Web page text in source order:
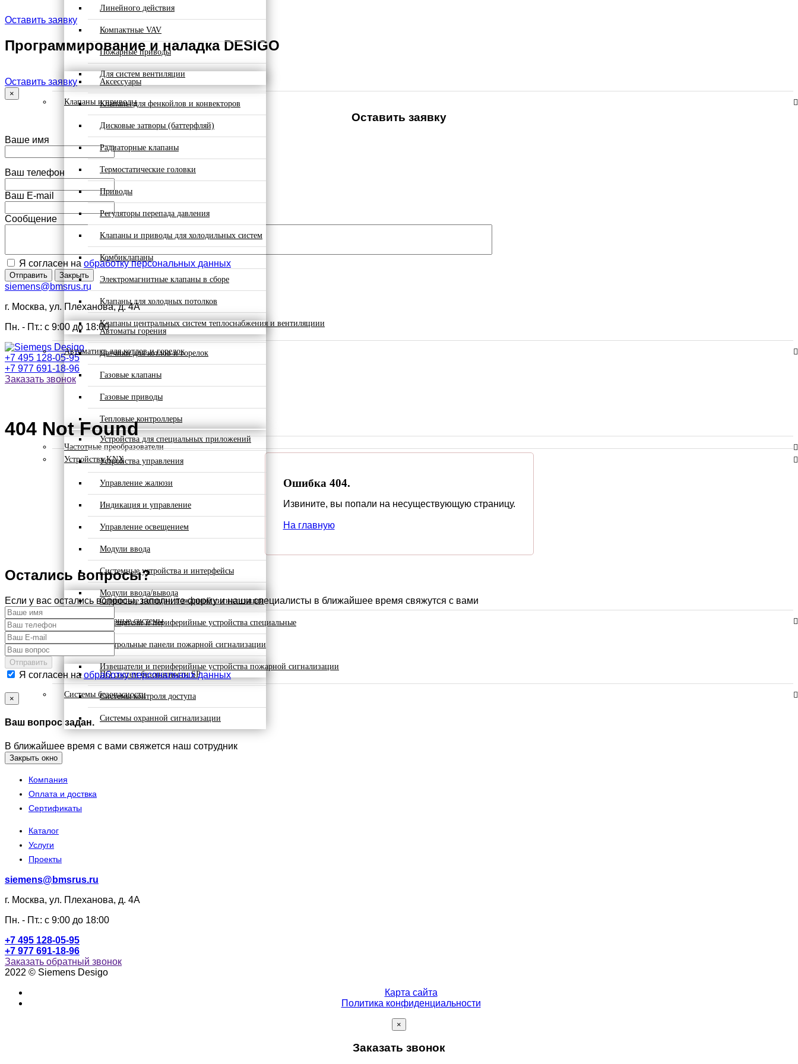
Линейного действия
Компактные VAV
Пожарные приводы
Для систем вентиляции
Клапаны и приводы
Аксессуары
Клапаны для фенкойлов и конвекторов
Дисковые затворы (баттерфляй)
Радиаторные клапаны
Термостатические головки
Приводы
Регуляторы перепада давления
Клапаны и приводы для холодильных систем
Комбиклапаны
Электромагнитные клапаны в сборе
Клапаны для холодных потолков
Клапаны центральных систем теплоснабжения и вентиляциии
Автоматика для котлов и горелок
Автоматы горения
Датчики для котлов и горелок
Газовые клапаны
Газовые приводы
Тепловые контроллеры
Частотные преобразователи
Устройства KNX
Устройства для специальных приложений
Устройства управления
Управление жалюзи
Индикация и управление
Управление освещением
Модули ввода
Системные устройства и интерфейсы
Модули ввода/вывода
Противопожарные системы
Сервисные позиции пожарной сигнализации
Извещатели и периферийные устройства специальные
Контрольные панели пожарной сигнализации
Извещатели и периферийные устройства пожарной сигнализации
Системы безопасности
ПО систем безопасности SP
Системы контроля доступа
Системы охранной сигнализации
Оставить заявку
Программирование и наладка DESIGO
Оставить заявку
×
Оставить заявку
Ваше имя
Ваш телефон
Ваш E-mail
Сообщение
Я согласен на обработку персональных данных
Отправить Закрыть
siemens@bmsrus.ru
г. Москва, ул. Плеханова, д. 4А
Пн. - Пт.: c 9:00 до 18:00
+7 495 128-05-95
+7 977 691-18-96
Заказать звонок
404 Not Found
Ошибка 404.
Извините, вы попали на несуществующую страницу.
На главную
Остались вопросы?
Если у вас остались вопросы, заполните форму и наши специалисты в ближайшее время свяжутся с вами
Отправить
Я согласен на обработку персональных данных
×
Ваш вопрос задан.
В ближайшее время с вами свяжется наш сотрудник
Закрыть окно
Компания
Оплата и доствка
Сертификаты
Каталог
Услуги
Проекты
siemens@bmsrus.ru
г. Москва, ул. Плеханова, д. 4А
Пн. - Пт.: c 9:00 до 18:00
+7 495 128-05-95
+7 977 691-18-96
Заказать обратный звонок
2022 © Siemens Desigo
Карта сайта
Политика конфиденциальности
×
Заказать звонок